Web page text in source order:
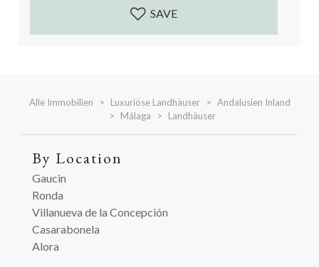
abstellraum, waschküche, internet - wi-fi,
doppelverglasung, esszimmer, guter zustand,
SAVE
Alle Immobilien Luxuriöse Landhäuser
Andalusien Inland
Málaga
Landhäuser
By Location
Gaucin
Ronda
Villanueva de la Concepción
Casarabonela
Alora